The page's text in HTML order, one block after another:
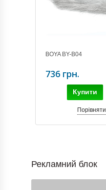
BOYA BY-B04
736 грн.
Купити
Порівняти
Рекламний блок